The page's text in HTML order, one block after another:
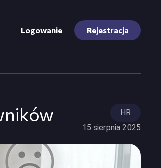
Logowanie Rejestracja
HR
15 sierpnia 2025